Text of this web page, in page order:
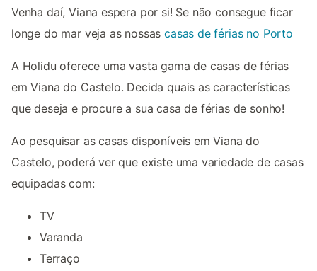
Venha daí, Viana espera por si! Se não consegue ficar
longe do mar veja as nossascasas de férias no Porto
A Holidu oferece uma vasta gama de casas de férias
em Viana do Castelo. Decida quais as características
que deseja e procure a sua casa de férias de sonho!
Ao pesquisar as casas disponíveis em Viana do
Castelo, poderá ver que existe uma variedade de casas
equipadas com:
TV
Varanda
Terraço